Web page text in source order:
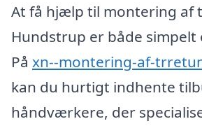
At få hjælp til montering af
Hundstrup er både simpelt
På xn--montering-af-
kan du hurtigt indhente
håndværkere, der